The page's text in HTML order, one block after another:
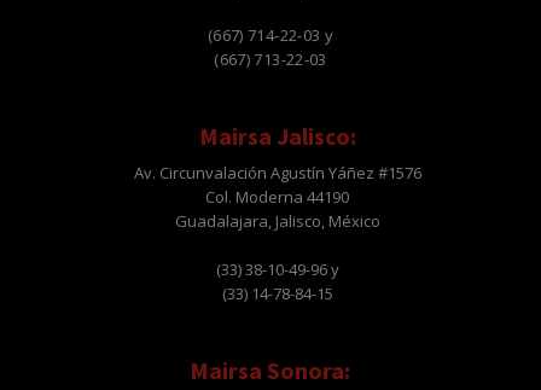
(667) 714-22-03 y
(667) 713-22-03
Mairsa Jalisco:
Av. Circunvalación Agustín Yáñez #1576
Col. Moderna 44190
Guadalajara, Jalisco, México
(33) 38-10-49-96 y
(33) 14-78-84-15
Mairsa Sonora: